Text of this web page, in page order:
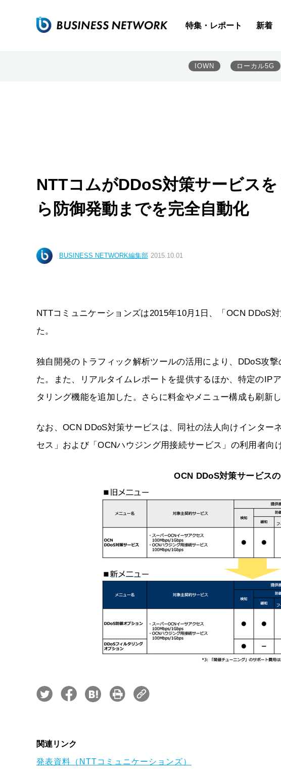
特集・レポート 新着
IOWN ローカル5G
NTTコムがDDoS対策サービス
ら防御発動までを完全自動化
BUSINESS NETWORK編集部 2015.10.01
NTTコミュニケーションズは2015年10月1日、「OCN DDoS
た。
独自開発のトラフィック解析ツールの活用により、DDoS攻
た。また、リアルタイムレポートを提供するほか、特定のIP
タリング機能を追加した。さらに料金やメニュー構成も刷新し
なお、OCN DDoS対策サービスは、同社の法人向けインター
セス」および「OCNハウジング用接続サービス」の利用者向
OCN DDoS対策サービス
関連リンク
発表資料（NTTコミュニケーションズ）